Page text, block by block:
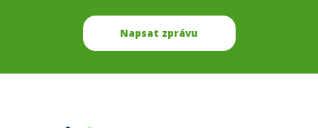
Napsat zprávu